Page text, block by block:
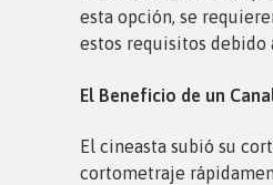
esta opción, se
estos requisitos debido
El Beneficio de un
El cineasta subió su
cortometraje